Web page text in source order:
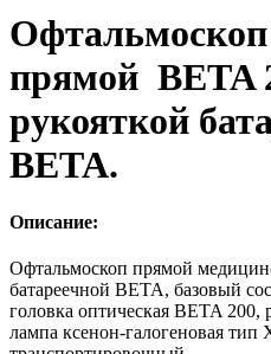
Офтальмоскоп
прямой BETA
рукояткой
BETA.
Описание:
Офтальмоскоп прямой
батареечной BETA, базовый
головка оптическая BETA 200,
лампа ксенон-галогеновая тип